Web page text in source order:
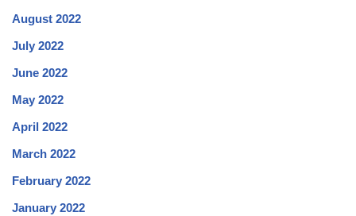
August 2022
July 2022
June 2022
May 2022
April 2022
March 2022
February 2022
January 2022